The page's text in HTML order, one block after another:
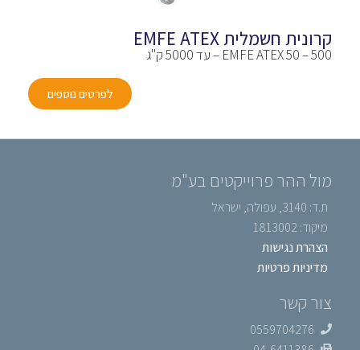
קרונית חשמלית EMFE ATEX
EMFE ATEX 50 – 500 – עד 5000 ק"ג
לפרטים נוספים
מול ההר פרוייקטים בע"מ
ת.ד: 3140, עפולה, ישראל
מיקוד: 1813002
הצהרת נגישות
מדיניות פרטיות
צור קשר
0559704276